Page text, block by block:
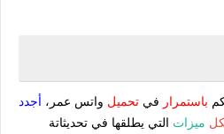
باستمرار في تحميل واتس عمر، أجدد
ميزات التي يطلقها في تحديثاتة